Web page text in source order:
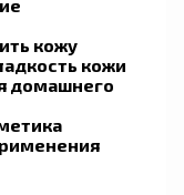
кожу
кожи
домашнего